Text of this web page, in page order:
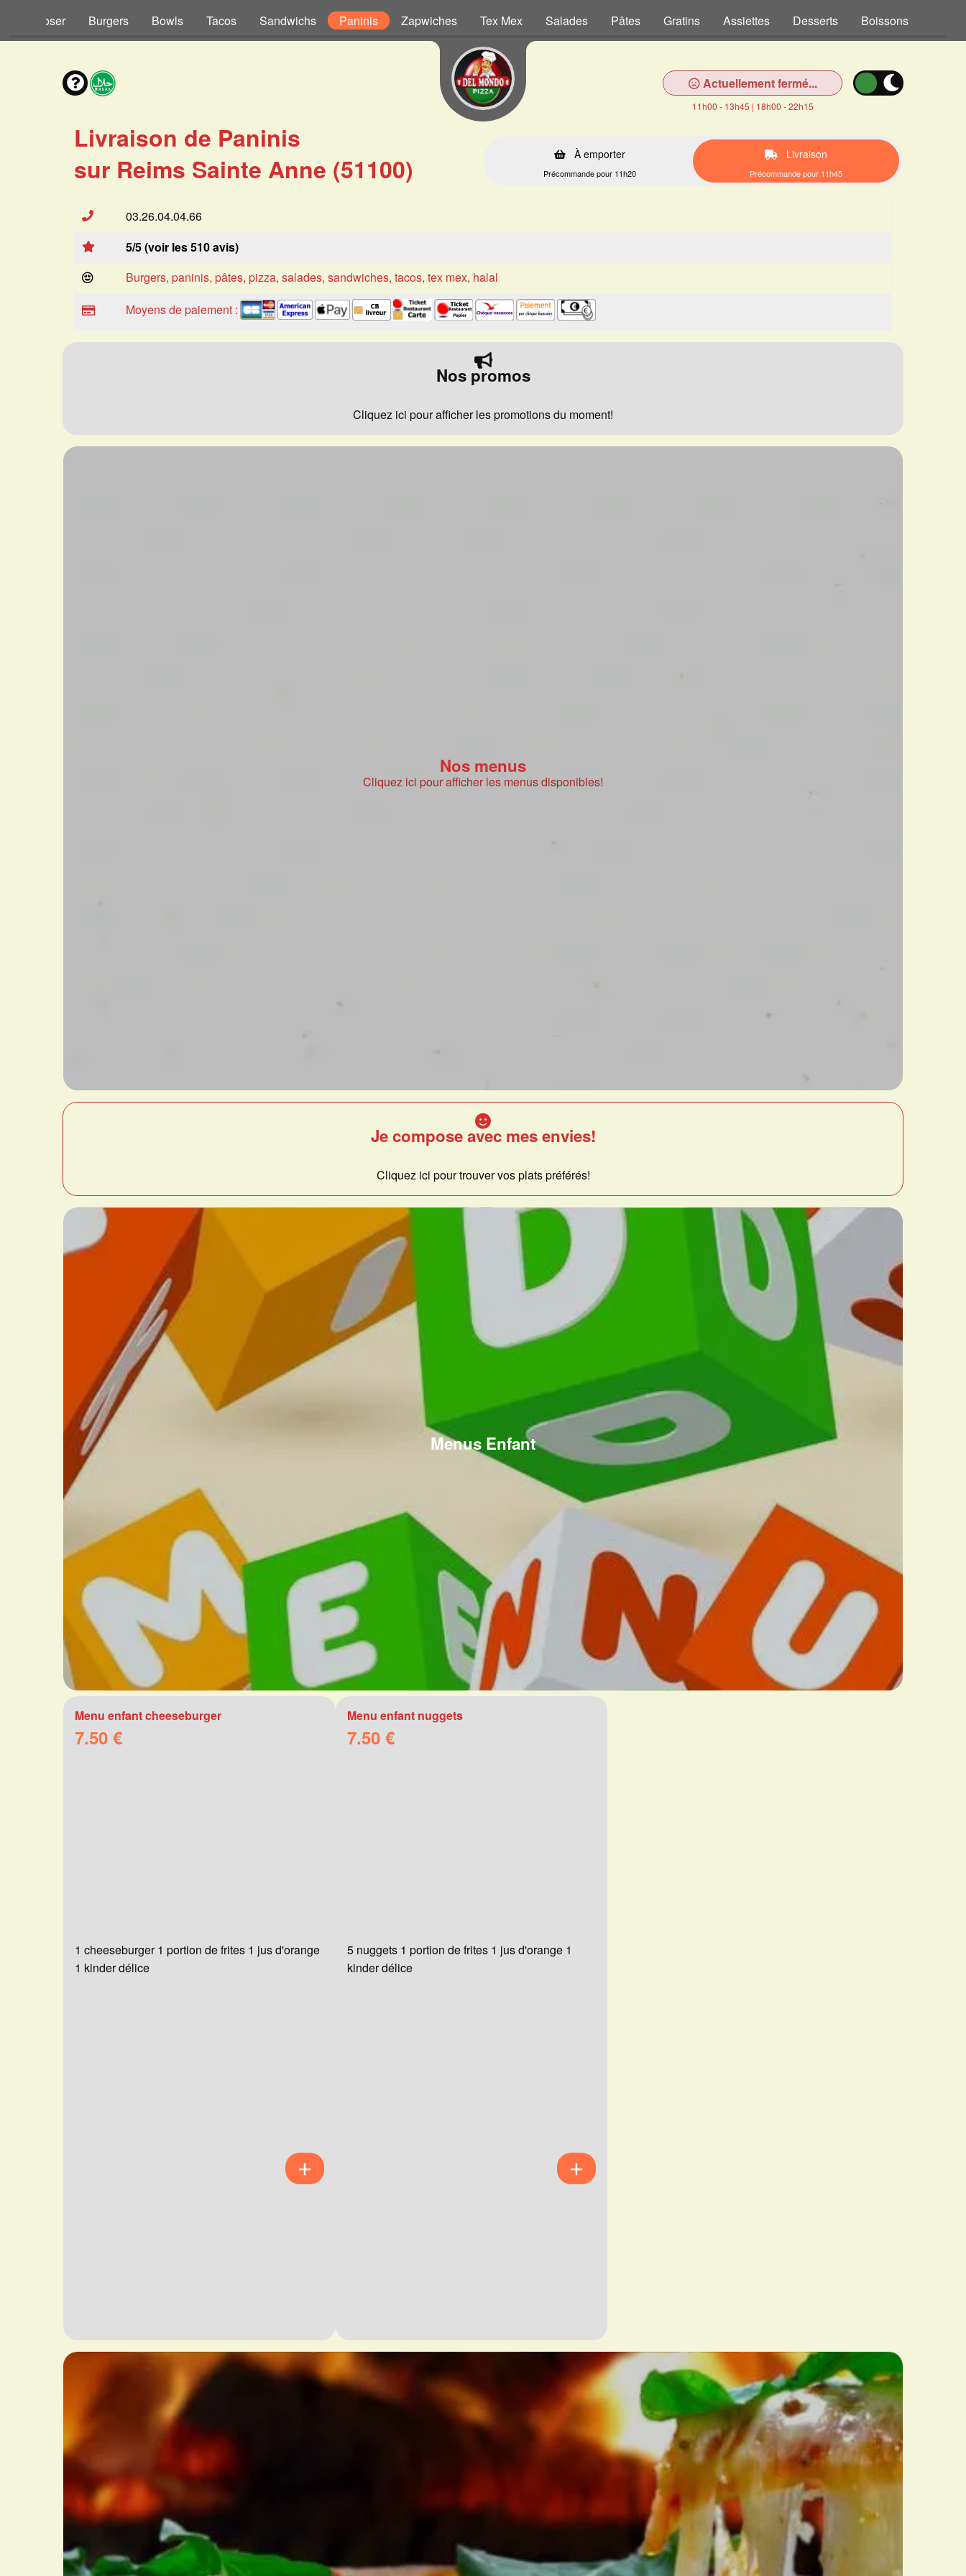
Composer Burgers Bowls Tacos Sandwichs Paninis Zapwiches Tex Mex Salades Pâtes Gratins Assiettes Desserts Boissons
Actuellement fermé...
11h00 - 13h45 | 18h00 - 22h15
Livraison de Paninis
sur Reims Sainte Anne (51100)
À emporter
Précommande pour 11h20
Livraison
Précommande pour 11h45
03.26.04.04.66
5/5 (voir les 510 avis)
Burgers, paninis, pâtes, pizza, salades, sandwiches, tacos, tex mex, halal
Moyens de paiement :
Nos promos
Cliquez ici pour afficher les promotions du moment!
Nos menus
Cliquez ici pour afficher les menus disponibles!
Je compose avec mes envies!
Cliquez ici pour trouver vos plats préférés!
Menus Enfant
Menu enfant cheeseburger
7.50 €
1 cheeseburger 1 portion de frites 1 jus d'orange
1 kinder délice
Menu enfant nuggets
7.50 €
5 nuggets 1 portion de frites 1 jus d'orange 1
kinder délice